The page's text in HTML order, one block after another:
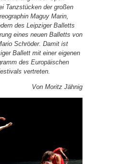
Tanzstücken der großen
Maguy Marin,
des Leipziger Balletts
eines neuen Balletts von
Schröder. Damit ist
Ballett mit einer eigenen
des Europäischen
vertreten.
Von Moritz Jähnig